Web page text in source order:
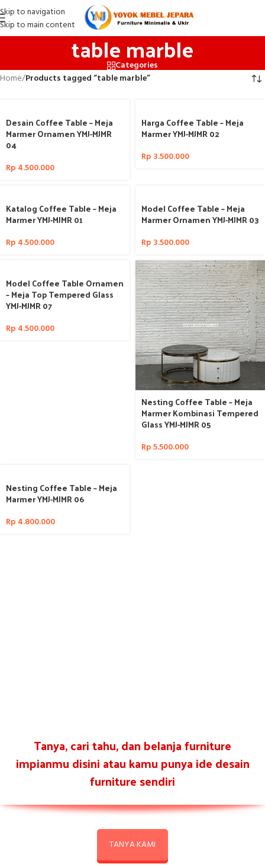
Skip to navigation
Skip to main content
table marble
Categories
Home/Products tagged “table marble”
Desain Coffee Table – Meja
Marmer Ornamen YMJ-MJMR
04
Rp 4.500.000
Harga Coffee Table – Meja
Marmer YMJ-MJMR 02
Rp 3.500.000
Katalog Coffee Table – Meja
Marmer YMJ-MJMR 01
Rp 4.500.000
Model Coffee Table – Meja
Marmer Ornamen YMJ-MJMR 03
Rp 3.500.000
Model Coffee Table Ornamen
– Meja Top Tempered Glass
YMJ-MJMR 07
Rp 4.500.000
Nesting Coffee Table – Meja
Marmer Kombinasi Tempered
Glass YMJ-MJMR 05
Rp5.500.000
Nesting Coffee Table – Meja
Marmer YMJ-MJMR 06
Rp 4.800.000
Tanya, cari tahu, dan belanja furniture
impianmu disini atau kamu punya ide desain
furniture sendiri
TANYA KAMI